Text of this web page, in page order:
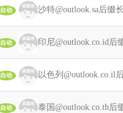
自动 沙特@outlook.sa后
自动 印尼@outlook.co.id
自动 以色列
自动 泰国@outlook.co.th